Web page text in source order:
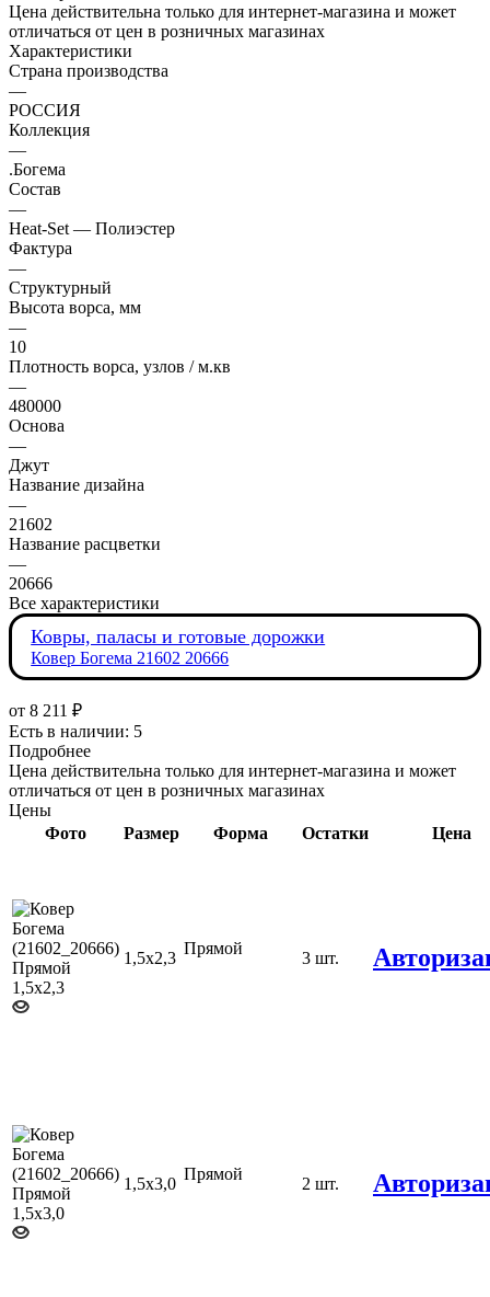
Цена действительна только для интернет-магазина и может
отличаться от цен в розничных магазинах
Характеристики
Страна производства
—
РОССИЯ
Коллекция
—
.Богема
Состав
—
Heat-Set — Полиэстер
Фактура
—
Структурный
Высота ворса, мм
—
10
Плотность ворса, узлов / м.кв
—
480000
Основа
—
Джут
Название дизайна
—
21602
Название расцветки
—
20666
Все характеристики
Ковры, паласы и готовые дорожки
Ковер Богема 21602 20666
от 8 211 ₽
Есть в наличии: 5
Подробнее
Цена действительна только для интернет-магазина и может
отличаться от цен в розничных магазинах
Цены
Фото
Размер Форма Остатки Цена
1,5х2,3
Прямой
3 шт.
1,5х3,0
Прямой
2 шт.